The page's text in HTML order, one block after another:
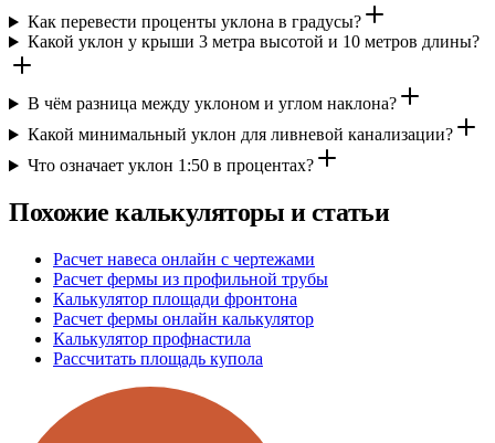
Как перевести проценты уклона в градусы?
Какой уклон у крыши 3 метра высотой и 10 метров длины?
В чём разница между уклоном и углом наклона?
Какой минимальный уклон для ливневой канализации?
Что означает уклон 1:50 в процентах?
Похожие калькуляторы и статьи
Расчет навеса онлайн с чертежами
Расчет фермы из профильной трубы
Калькулятор площади фронтона
Расчет фермы онлайн калькулятор
Калькулятор профнастила
Рассчитать площадь купола